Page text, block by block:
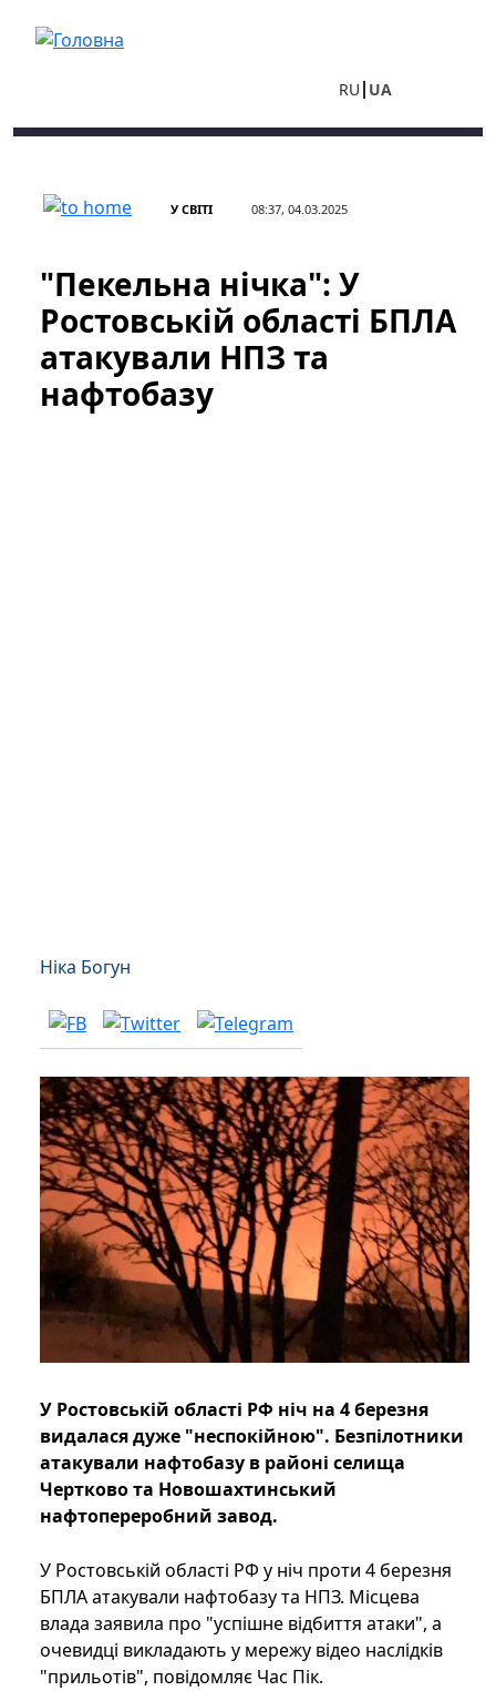
RU UA
У СВІТІ 08:37, 04.03.2025
"Пекельна нічка": У
Ростовській області БПЛА
атакували НПЗ та
нафтобазу
Ніка Богун
У Ростовській області РФ ніч на 4 березня
видалася дуже "неспокійною". Безпілотники
атакували нафтобазу в районі селища
Чертково та Новошахтинський
нафтопереробний завод.
У Ростовській області РФ у ніч проти 4 березня
БПЛА атакували нафтобазу та НПЗ. Місцева
влада заявила про "успішне відбиття атаки", а
очевидці викладають у мережу відео наслідків
"прильотів", повідомляє Час Пік.